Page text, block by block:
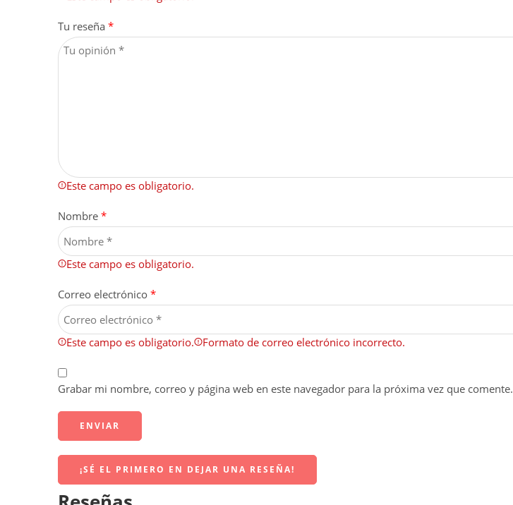
Tu reseña *
Este campo es obligatorio.
Nombre *
Este campo es obligatorio.
Correo electrónico *
Este campo es obligatorio. Formato de correo electrónico incorrecto.
Grabar mi nombre, correo y página web en este navegador para la próxima vez que comente.
¡SÉ EL PRIMERO EN DEJAR UNA RESEÑA!